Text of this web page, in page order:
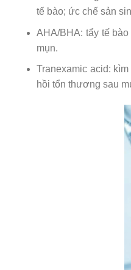
tế bào; ức chế sản
AHA/BHA: tẩy tế
mụn.
Tranexamic acid:
hồi tổn thương sau